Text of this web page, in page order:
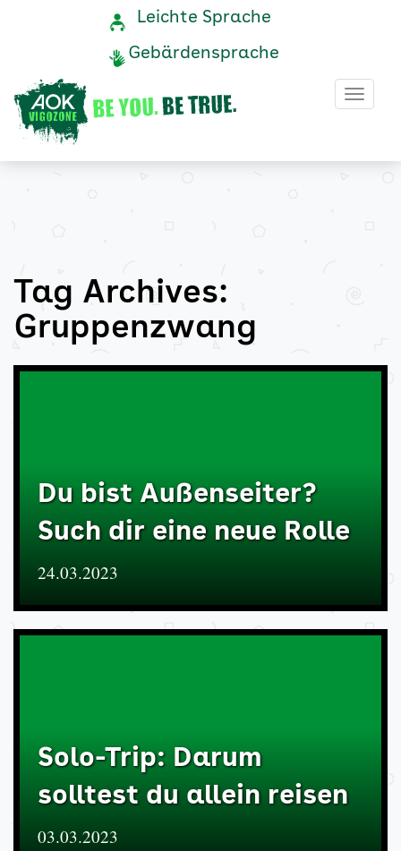
Gruppenzwang
Archive
AOK
Vigozone
Navigation
Service-
Leichte Sprache
Gebärdensprache
Tag Archives:
Gruppenzwang
Du bist Außenseiter?
Such dir eine neue Rolle
24.03.2023
Solo-Trip: Darum
solltest du allein reisen
03.03.2023